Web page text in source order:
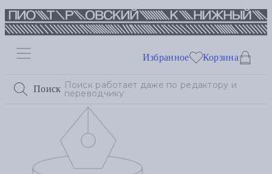
Поиск
Избранное Корзина